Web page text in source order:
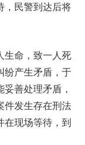
，民警到达后将
生命，致一人死
纷产生矛盾，于
善处理矛盾，
件发生存在刑法
现场等待，到